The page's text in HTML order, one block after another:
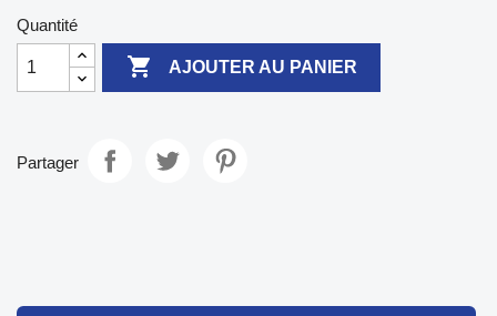
Quantité
 AJOUTER AU PANIER
Partager